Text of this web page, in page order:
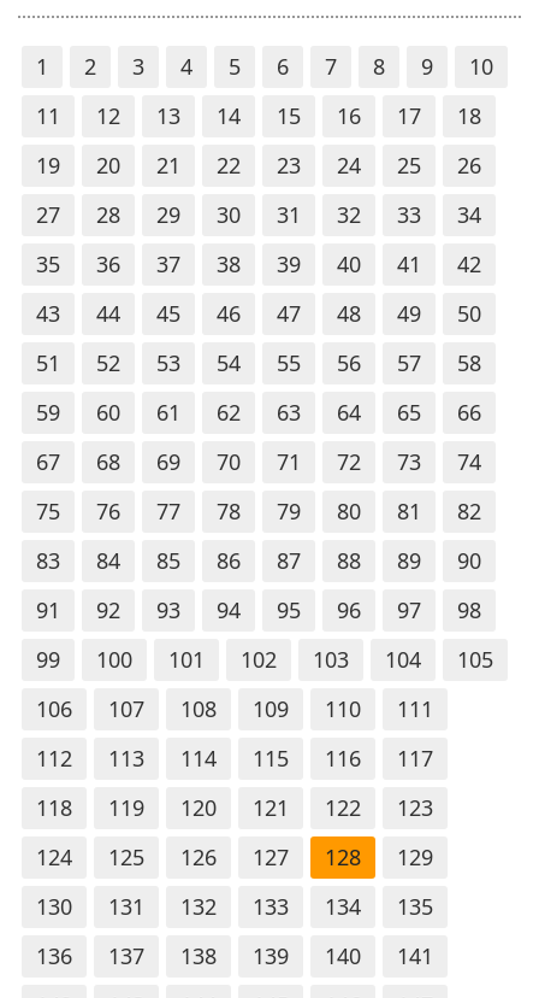
1 2 3 4 5 6 7 8 9
10
11
12 13 14 15 16 17
18
19
20 21 22 23 24 25
26
27
28 29 30 31 32 33
34
35
36 37 38 39 40 41
42
43
44 45 46 47 48 49
50
51
52 53 54 55 56 57
58
59
60 61 62 63 64 65
66
67
68 69 70 71 72 73
74
75
76 77 78 79 80 81
82
83
84 85 86 87 88 89
90
91
92 93 94 95 96 97
98
99
100 101 102 103 104
105
106
107 108 109 110
111
112
113 114 115 116
117
118
119 120 121 122
123
124
125 126 127 128
129
130
131 132 133 134
135
136
137 138 139 140
141